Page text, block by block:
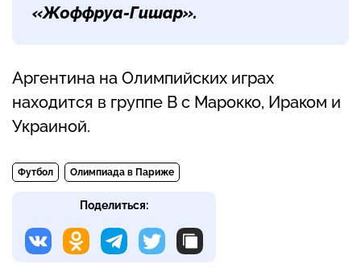
«Жоффруа-Гишар».
Аргентина на Олимпийских играх
находится в группе В с Марокко, Ираком и
Украиной.
Футбол Олимпиада в Париже
Поделиться: